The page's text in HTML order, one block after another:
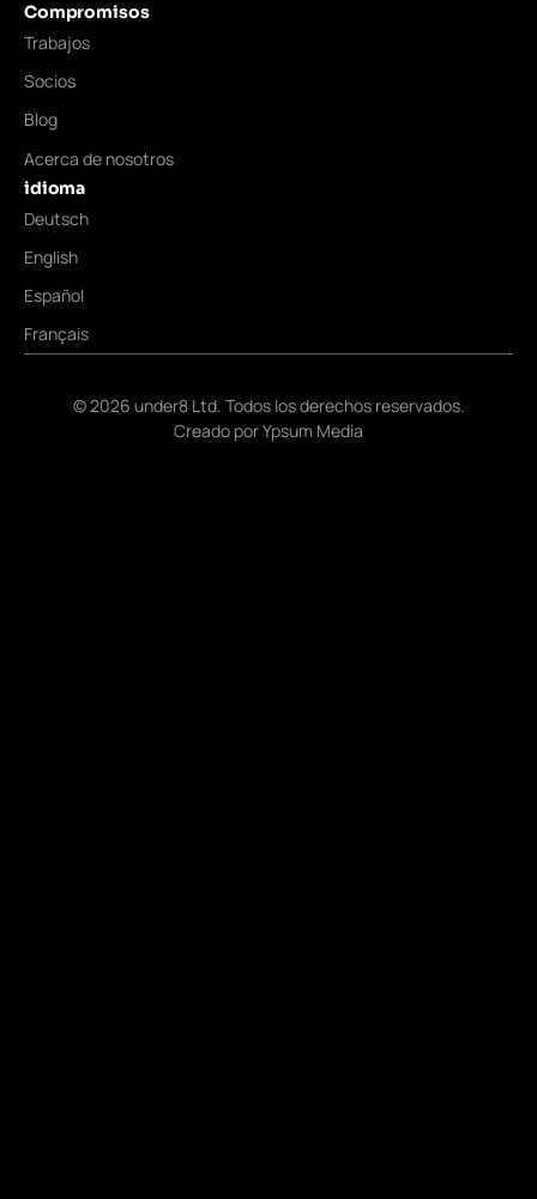
Compromisos
Trabajos
Socios
Blog
Acerca de nosotros
idioma
Deutsch
English
Español
Français
©2026 under8 Ltd. Todos los derechos reservados.
Creado porYpsum Media